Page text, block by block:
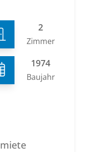
2
Zimmer
1974
Baujahr